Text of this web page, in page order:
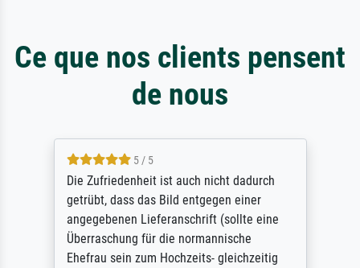
Ce que nos clients pensent
de nous
5 / 5
Die Zufriedenheit ist auch nicht dadurch
getrübt, dass das Bild entgegen einer
angegebenen Lieferanschrift (sollte eine
Überraschung für die normannische
Ehefrau sein zum Hochzeits- gleichzeitig